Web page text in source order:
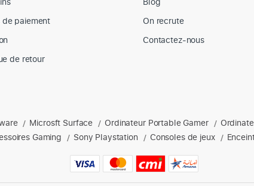
de paiement
de retour
On recrute
Contactez-nous
: Apple, Dell, hp, Lenovo, Microsoft, ordinateurs portables,
/ Microsft Surface / Ordinateur Portable Gamer /
Gaming / Sony Playstation / Consoles de jeux /